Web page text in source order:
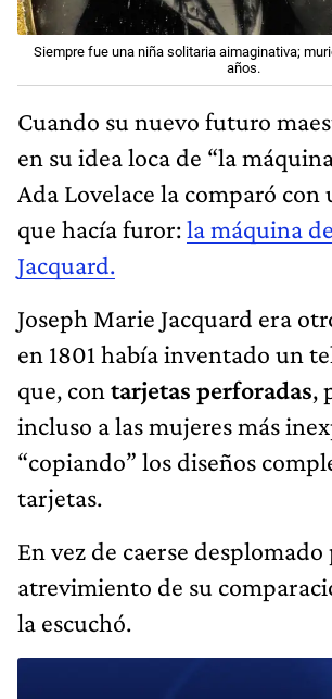
Siempre fue una niña solitaria aimaginativa;
años.
Cuando su nuevo futuro
en su idea loca de “la
Ada Lovelace la comparó
que hacía furor:la máquina
Jacquard.
Joseph Marie Jacquard era
en 1801 había inventado un
que, con tarjetas perforadas,
incluso a las mujeres más
“copiando” los diseños
tarjetas.
En vez de caerse desplomado
atrevimiento de su
la escuchó.